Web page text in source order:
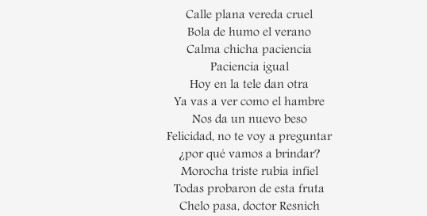
Calle plana vereda cruel
Bola de humo el verano
Calma chicha paciencia
Paciencia igual
Hoy en la tele dan otra
Ya vas a ver como el hambre
Nos da un nuevo beso
Felicidad, no te voy a preguntar
¿por qué vamos a brindar?
Morocha triste rubia infiel
Todas probaron de esta fruta
Chelo pasa, doctor Resnich